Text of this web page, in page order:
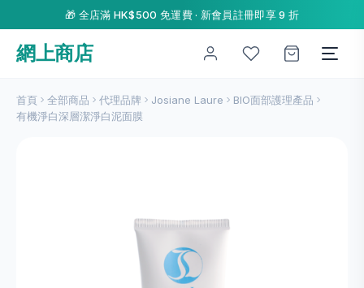
🎁 全店滿 HK$500 免運費 · 新會員註冊即享 9 折
網上商店
首頁 全部商品 代理品牌 Josiane Laure
BIO面部護理產品
有機淨白深層潔淨白泥面膜